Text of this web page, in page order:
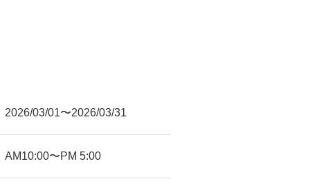
2026/03/01〜2026/03/31
AM10:00〜PM 5:00